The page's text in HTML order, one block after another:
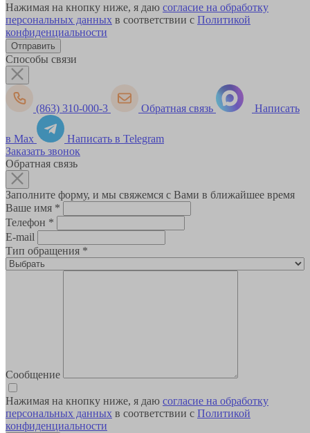
Нажимая на кнопку ниже, я даю согласие на обработку
персональных данных в соответствии с Политикой
конфиденциальности
Способы связи
(863) 310-000-3 Обратная связь Написать
в Max
Написать в Telegram
Заказать звонок
Обратная связь
Заполните форму, и мы свяжемся с Вами в ближайшее время
Ваше имя *
Телефон *
E-mail
Тип обращения *
Сообщение
Нажимая на кнопку ниже, я даю согласие на обработку
персональных данных в соответствии с Политикой
конфиденциальности